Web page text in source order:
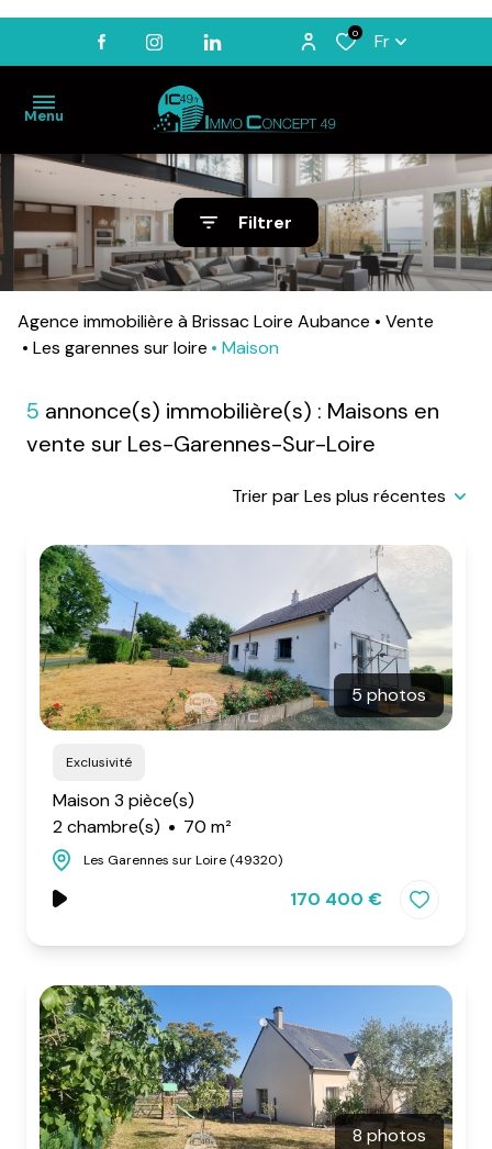
0 Fr
Menu
ACCUEIL
VENTES
LOCATIONS
BIENS
VENDUS
AGENCE
Filtrer
Agence immobilière à Brissac Loire Aubance
Vente
Les garennes sur loire
Maison
5 annonce(s) immobilière(s) : Maisons en
vente sur Les-Garennes-Sur-Loire
Trier par Les plus récentes
5 photos
Exclusivité
Maison 3 pièce(s)
2 chambre(s)
70 m²
Les Garennes sur Loire (49320)
170 400 €
8 photos